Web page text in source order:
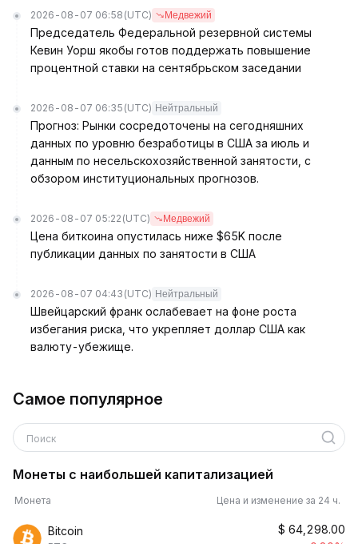
2026-08-07 06:58 (UTC) Медвежий
Председатель Федеральной резервной системы
Кевин Уорш якобы готов поддержать повышение
процентной ставки на сентябрьском заседании
2026-08-07 06:35 (UTC) Нейтральный
Прогноз: Рынки сосредоточены на сегодняшних
данных по уровню безработицы в США за июль и
данным по несельскохозяйственной занятости, с
обзором институциональных прогнозов.
2026-08-07 05:22 (UTC) Медвежий
Цена биткоина опустилась ниже $65K после
публикации данных по занятости в США
2026-08-07 04:43 (UTC) Нейтральный
Швейцарский франк ослабевает на фоне роста
избегания риска, что укрепляет доллар США как
валюту-убежище.
Самое популярное
Поиск
Монеты с наибольшей капитализацией
Монета Цена и изменение за 24 ч.
Bitcoin $ 64,298.00